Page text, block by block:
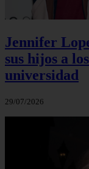
Jennifer
sus hijos a
universidad
29/07/2026